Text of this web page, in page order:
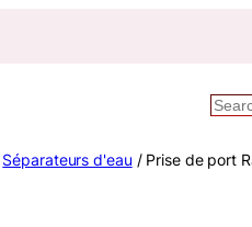
Séparateurs d'eau / Prise de port